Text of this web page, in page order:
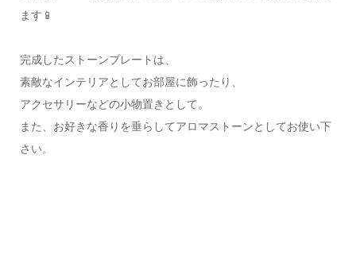
ます📱
完成したストーンプレートは、
素敵なインテリアとしてお部屋に飾ったり、
アクセサリーなどの小物置きとして。
また、お好きな香りを垂らしてアロマストーンとしてお使い下
さい。